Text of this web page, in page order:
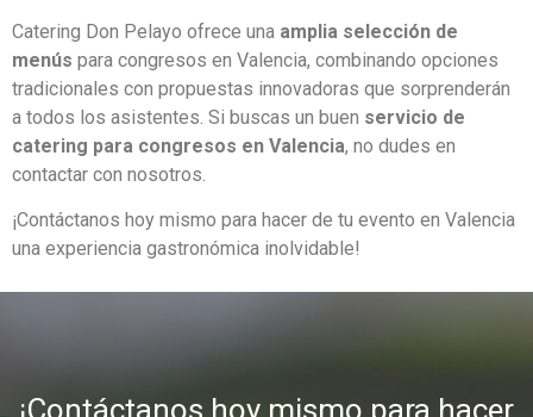
Catering Don Pelayo ofrece una amplia selección de
menús para congresos en Valencia, combinando opciones
tradicionales con propuestas innovadoras que sorprenderán
a todos los asistentes. Si buscas un buen servicio de
catering para congresos en Valencia, no dudes en
contactar con nosotros.
¡Contáctanos hoy mismo para hacer de tu evento en Valencia
una experiencia gastronómica inolvidable!